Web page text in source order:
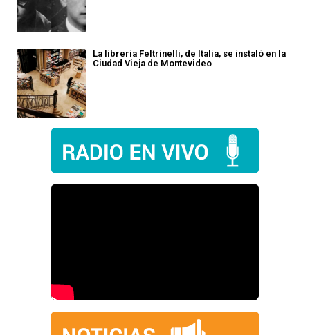
La librería Feltrinelli, de Italia, se instaló en la
Ciudad Vieja de Montevideo